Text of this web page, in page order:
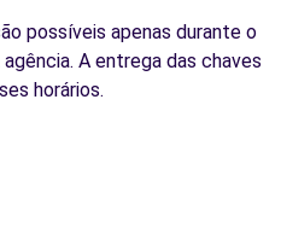
possíveis apenas durante o
A entrega das chaves
horários.